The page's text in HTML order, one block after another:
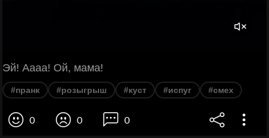
Эй! Аааа! Ой, мама!
#пранк #розыгрыш #куст #испуг #смех
0 0 0